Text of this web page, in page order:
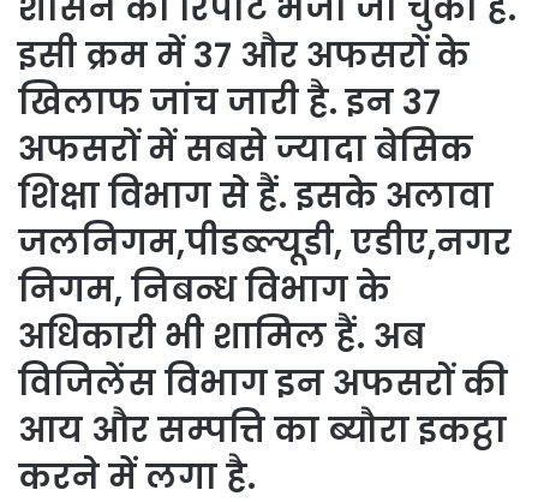
इसी क्रम में 37 और अफसरों के
खिलाफ जांच जारी है. इन 37
अफसरों में सबसे ज्यादा बेसिक
शिक्षा विभाग से हैं. इसके अलावा
जलनिगम,पीडब्ल्यूडी, एडीए,नगर
निगम, निबन्ध विभाग के
अधिकारी भी शामिल हैं. अब
विजिलेंस विभाग इन अफसरों की
आय और सम्पत्ति का ब्यौरा इकट्ठा
करने में लगा है.